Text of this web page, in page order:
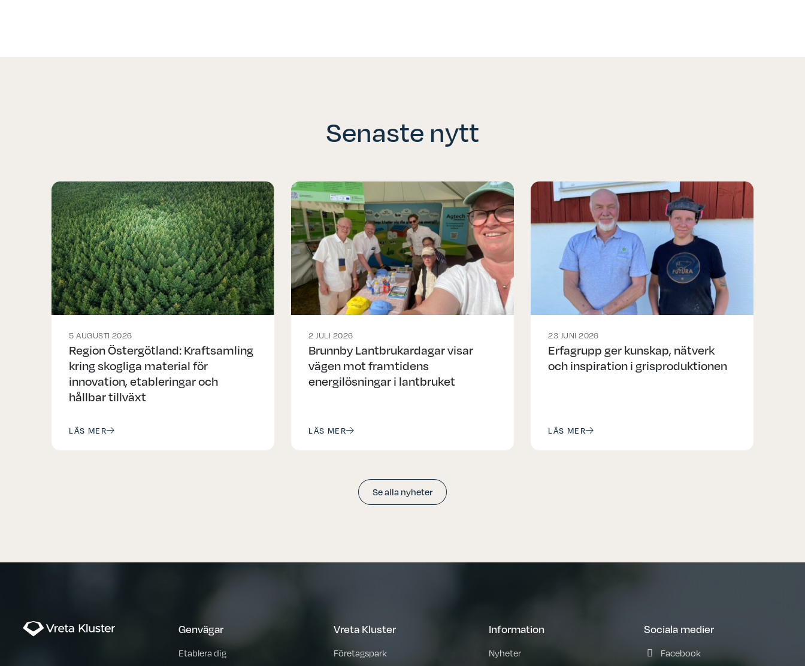
Senaste nytt
5 AUGUSTI 2026
Region Östergötland: Kraftsamling
kring skogliga material för
innovation, etableringar och
hållbar tillväxt
LÄS MER
2 JULI 2026
Brunnby Lantbrukardagar visar
vägen mot framtidens
energilösningar i lantbruket
LÄS MER
23 JUNI 2026
Erfagrupp ger kunskap, nätverk
och inspiration i grisproduktionen
LÄS MER
Se alla nyheter
Genvägar
Etablera dig
Vreta Kluster
Företagspark
Information
Nyheter
Sociala medier
Facebook